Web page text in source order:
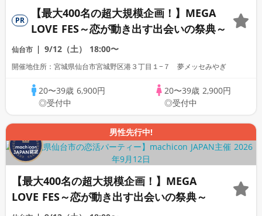
PR
【最大400名の超大規模企画！】MEGA
LOVE FES～恋が動き出す出会いの祭典～
仙台市 9/12（土） 18:00〜
開催地住所：宮城県仙台市宮城野区港３丁目１−７ 夢メッセみやぎ
20〜39歳 6,900円
◎受付中
20〜39歳 2,900円
◎受付中
男性先行中!
【最大400名の超大規模企画！】MEGA
LOVE FES～恋が動き出す出会いの祭典～